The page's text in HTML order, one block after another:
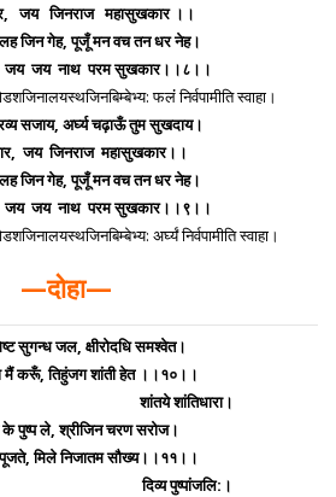
जय जिनराज महासुखकार ।।
जिन गेह, पूजूँ मन वच तन धर नेह।
जय जय नाथ परम सुखकार।।८।।
फलंं निर्वपामीति स्वाहा।
सजाय, अर्घ्य चढ़ाऊँ तुम सुखदाय।
जय जिनराज महासुखकार।।
जिन गेह, पूजूँ मन वच तन धर नेह।
जय जय नाथ परम सुखकार।।९।।
अर्घ्यं निर्वपामीति स्वाहा।
—दोहा—
सुगन्ध जल, क्षीरोदधि समश्वेत।
मैं करूँ, तिहुंजग शांती हेत ।।१०।।
शांतये शांतिधारा।
के पुष्प ले, श्रीजिन चरण सरोज।
पूजते, मिले निजातम सौख्य।।११।।
दिव्य पुष्पांजलि:।